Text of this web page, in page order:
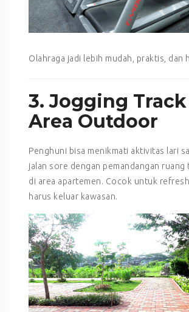
Olahraga jadi lebih mudah, praktis, dan
3. Jogging Track
Area Outdoor
Penghuni bisa menikmati aktivitas lari
jalan sore dengan pemandangan ruang
di area apartemen. Cocok untuk
harus keluar kawasan.